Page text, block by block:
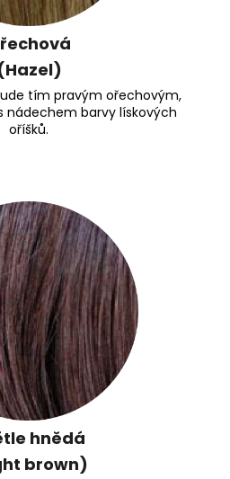
tím pravým ořechovým,
nádechem barvy lískových
oříšků.
hnědá
brown)